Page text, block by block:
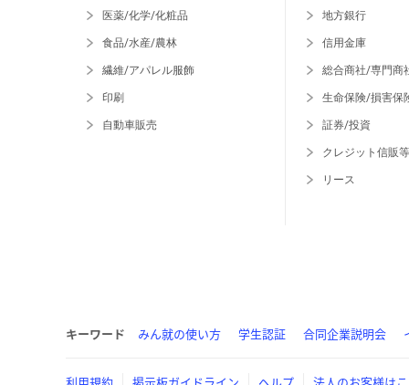
医薬/化学/化粧品
食品/水産/農林
繊維/アパレル服飾
印刷
自動車販売
地方銀行
信用金庫
総合商社/専門商
生命保険/損害保
証券/投資
クレジット信販等
リース
キーワード みん就の使い方 学生認証 合同企業説明会